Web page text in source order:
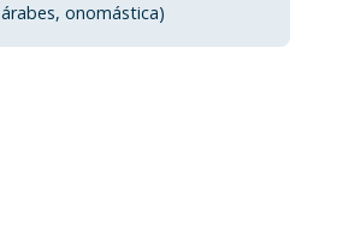
árabes, onomástica)